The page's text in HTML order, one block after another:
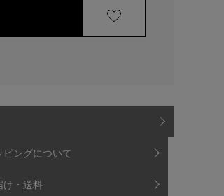
ピングについて
け・送料